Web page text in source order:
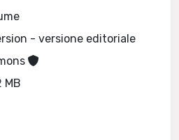
- versione editoriale
MB